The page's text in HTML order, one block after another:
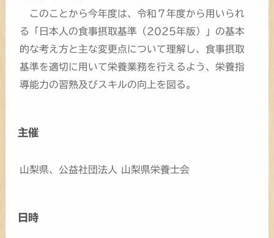
このことから今年度は、令和７年度から用いられ
る「日本人の食事摂取基準（2025年版）」の基本
的な考え方と主な変更点について理解し、食事摂取
基準を適切に用いて栄養業務を行えるよう、栄養指
導能力の習熟及びスキルの向上を図る。
主催
山梨県、公益社団法人 山梨県栄養士会
日時